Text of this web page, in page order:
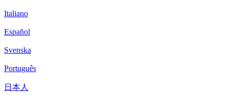
Italiano
Español
Svenska
Português
日本人